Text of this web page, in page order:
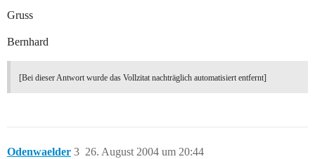
Gruss
Bernhard
[Bei dieser Antwort wurde das Vollzitat nachträglich automatisiert entfernt]
Odenwaelder 26. August 2004 um 20:44
3